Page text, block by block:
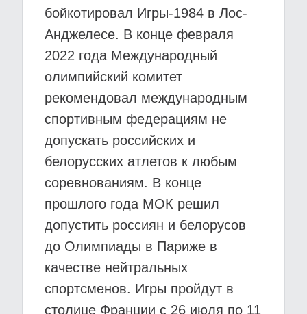
бойкотировал Игры-1984 в Лос-
Анджелесе. В конце февраля
2022 года Международный
олимпийский комитет
рекомендовал международным
спортивным федерациям не
допускать российских и
белорусских атлетов к любым
соревнованиям. В конце
прошлого года МОК решил
допустить россиян и белорусов
до Олимпиады в Париже в
качестве нейтральных
спортсменов. Игры пройдут в
столице Франции с 26 июля по 11